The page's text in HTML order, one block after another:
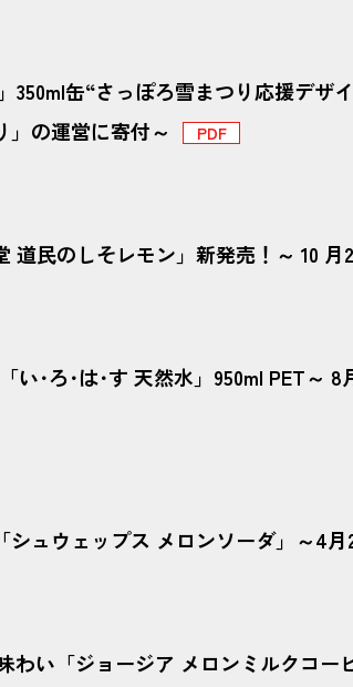
350ml缶“さっぽろ雪まつり応援デザ
」の運営に寄付～
道民のしそレモン」新発売！～ 10
い･ろ･は･す 天然水」950ml PET～
ュウェップス メロンソーダ」～4
わい「ジョージア メロンミルクコー